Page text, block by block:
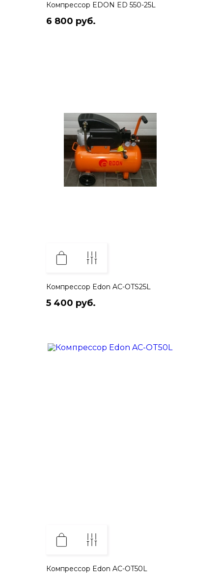
Компрессор EDON ED 550-25L
6 800 руб.
Компрессор Edon AC-OTS25L
5 400 руб.
Компрессор Edon AC-OT50L